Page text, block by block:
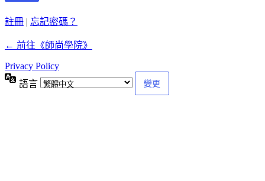
註冊 | 忘記密碼？
← 前往《師尚學院》
Privacy Policy
語言